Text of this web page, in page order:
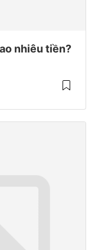
nhiêu tiền?